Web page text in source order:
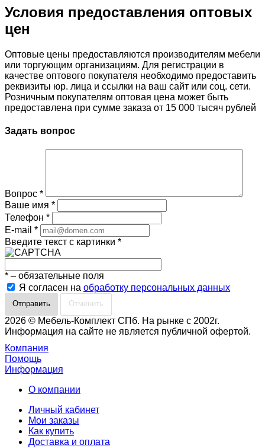
Условия предоставления оптовых
цен
Оптовые цены предоставляются производителям мебели
или торгующим организациям. Для регистрации в
качестве оптового покупателя необходимо предоставить
реквизиты юр. лица и ссылки на ваш сайт или соц. сети.
Розничным покупателям оптовая цена может быть
предоставлена при сумме заказа от 15 000 тысяч рублей
Задать вопрос
Вопрос *
Ваше имя *
Телефон *
E-mail *
Введите текст с картинки *
* – обязательные поля
Я согласен на обработку персональных данных
Отменить
2026 © Мебель-Комплект СПб. На рынке с 2002г.
Информация на сайте не является публичной офертой.
Компания
Помощь
Информация
О компании
Личный кабинет
Мои заказы
Как купить
Доставка и оплата